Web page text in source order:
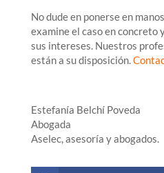
No dude en ponerse en
examine el caso en concreto
sus intereses. Nuestros
están a su disposición.
Estefanía Belchí Poveda
Abogada
Aselec, asesoría y abogados.